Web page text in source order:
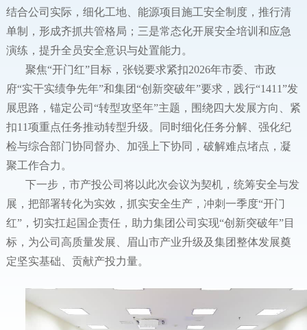
结合公司实际，细化工地、能源项目施工安全制度，推行清
单制，形成齐抓共管格局；三是常态化开展安全培训和应急
演练，提升全员安全意识与处置能力。
聚焦“开门红”目标，张锐要求紧扣2026年市委、市政
府“实干实绩争先年”和集团“创新突破年”要求，践行“1411”发
展思路，锚定公司“转型攻坚年”主题，围绕四大发展方向、紧
扣11项重点任务推动转型升级。同时细化任务分解、强化纪
检与综合部门协同督办、加强上下协同，破解难点堵点，凝
聚工作合力。
下一步，市产投公司将以此次会议为契机，统筹安全与发
展，把部署转化为实效，抓实安全生产，冲刺一季度“开门
红”，切实扛起国企责任，助力集团公司实现“创新突破年”目
标，为公司高质量发展、眉山市产业升级及集团整体发展奠
定坚实基础、贡献产投力量。